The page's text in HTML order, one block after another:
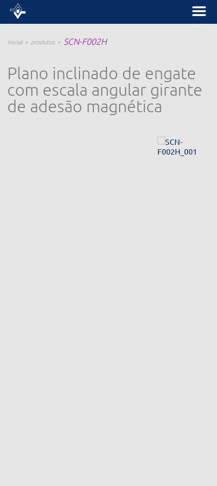
Inicial produtos SCN-F002H
Plano inclinado de engate
com escala angular girante
de adesão magnética